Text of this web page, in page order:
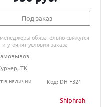
Shiphrah
Под заказ
обязательно свяжутся
уточнят условия заказа
ТК
в наличии
Код: DH-F321